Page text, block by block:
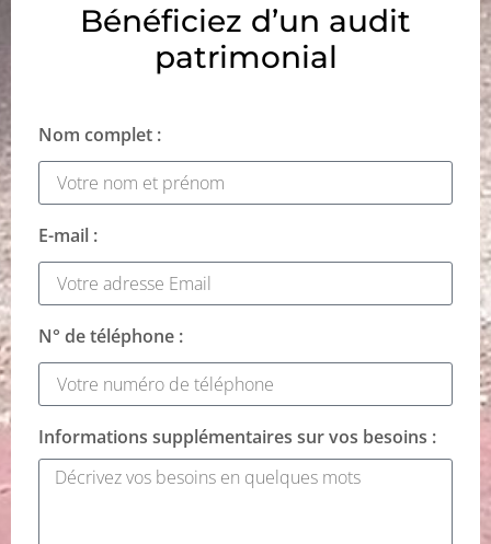
Bénéficiez d’un audit
patrimonial
Nom complet :
E-mail :
N° de téléphone :
Informations supplémentaires sur vos besoins :